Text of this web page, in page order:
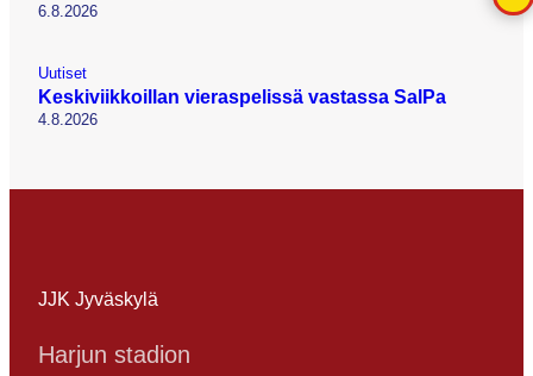
6.8.2026
Uutiset
Keskiviikkoillan vieraspelissä vastassa SalPa
4.8.2026
JJK Jyväskylä
Harjun stadion